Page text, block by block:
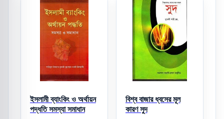
ইসলামী ব্যাংকিং ও অর্থায়ন
পদ্ধতি সমস্যা সমাধান
বিশ্ব বাজার ধ্বসের মূল
কারণ সুদ